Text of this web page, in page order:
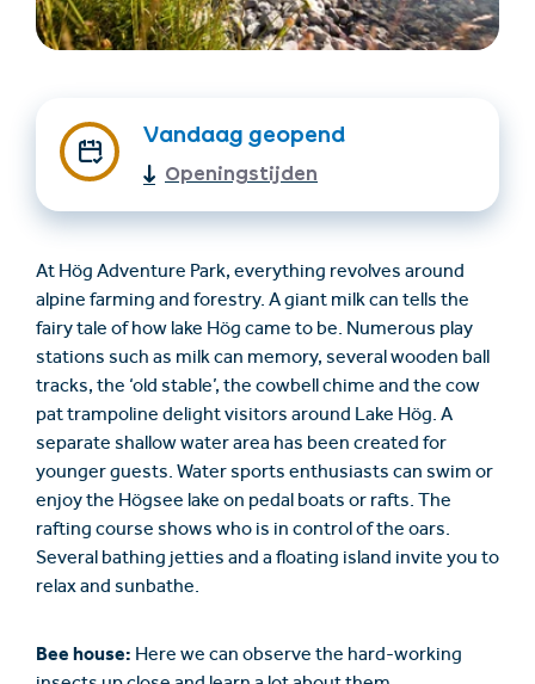
vinden
cadeaushop
Vandaag geopend
Openingstijden
At Hög Adventure Park, everything revolves around
alpine farming and forestry. A giant milk can tells the
fairy tale of how lake Hög came to be. Numerous play
stations such as milk can memory, several wooden ball
tracks, the ‘old stable’, the cowbell chime and the cow
pat trampoline delight visitors around Lake Hög. A
separate shallow water area has been created for
younger guests. Water sports enthusiasts can swim or
enjoy the Högsee lake on pedal boats or rafts. The
rafting course shows who is in control of the oars.
Several bathing jetties and a floating island invite you to
relax and sunbathe.
Bee house: Here we can observe the hard-working